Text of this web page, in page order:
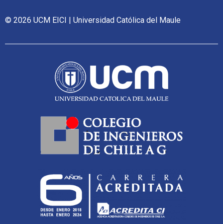
© 2026 UCM EICI | Universidad Católica del Maule